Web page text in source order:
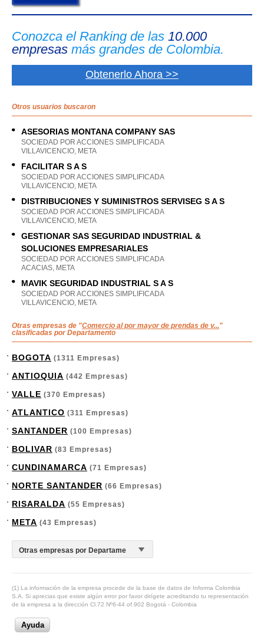
Conozca el Ranking de las 10.000
empresas más grandes de Colombia.
Obtenerlo Ahora >>
Otros usuarios buscaron
ASESORIAS MONTANA COMPANY SAS
SOCIEDAD POR ACCIONES SIMPLIFICADA
VILLAVICENCIO, META
FACILITAR S A S
SOCIEDAD POR ACCIONES SIMPLIFICADA
VILLAVICENCIO, META
DISTRIBUCIONES Y SUMINISTROS SERVISEG S A S
SOCIEDAD POR ACCIONES SIMPLIFICADA
VILLAVICENCIO, META
GESTIONAR SAS SEGURIDAD INDUSTRIAL &
SOLUCIONES EMPRESARIALES
SOCIEDAD POR ACCIONES SIMPLIFICADA
ACACIAS, META
MAVIK SEGURIDAD INDUSTRIAL S A S
SOCIEDAD POR ACCIONES SIMPLIFICADA
VILLAVICENCIO, META
Otras empresas de "Comercio al por mayor de prendas de v..."
clasificadas por Departamento
BOGOTA (1311 Empresas)
ANTIOQUIA (442 Empresas)
VALLE (370 Empresas)
ATLANTICO (311 Empresas)
SANTANDER (100 Empresas)
BOLIVAR (83 Empresas)
CUNDINAMARCA (71 Empresas)
NORTE SANTANDER (66 Empresas)
RISARALDA (55 Empresas)
META (43 Empresas)
(1) La información de la empresa procede de la base de datos de Informa Colombia
S.A. Si aprecias que existe algún error por favor dirígete acreditando tu representación
de la empresa a la dirección Cl.72 Nº6-44 of.902 Bogotá - Colombia
Ayuda